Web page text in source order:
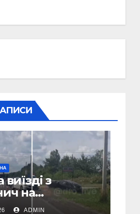
з
на
(Відео)
ADMIN